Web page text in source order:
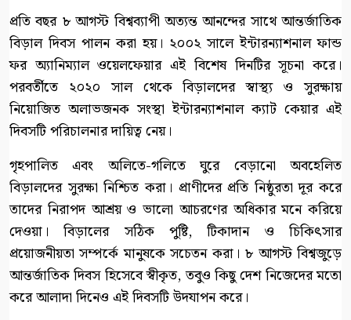
প্রতি বছর ৮ আগস্ট বিশ্বব্যাপী অত্যন্ত আনন্দের সাথে আন্তর্জাতিক
বিড়াল দিবস পালন করা হয়। ২০০২ সালে ইন্টারন্যাশনাল ফান্ড
ফর অ্যানিম্যাল ওয়েলফেয়ার এই বিশেষ দিনটির সূচনা করে।
পরবর্তীতে ২০২০ সাল থেকে বিড়ালদের স্বাস্থ্য ও সুরক্ষায়
নিয়োজিত অলাভজনক সংস্থা ইন্টারন্যাশনাল ক্যাট কেয়ার এই
দিবসটি পরিচালনার দায়িত্ব নেয়।
গৃহপালিত এবং অলিতে-গলিতে ঘুরে বেড়ানো অবহেলিত
বিড়ালদের সুরক্ষা নিশ্চিত করা। প্রাণীদের প্রতি নিষ্ঠুরতা দূর করে
তাদের নিরাপদ আশ্রয় ও ভালো আচরণের অধিকার মনে করিয়ে
দেওয়া। বিড়ালের সঠিক পুষ্টি, টিকাদান ও চিকিৎসার
প্রয়োজনীয়তা সম্পর্কে মানুষকে সচেতন করা। ৮ আগস্ট বিশ্বজুড়ে
আন্তর্জাতিক দিবস হিসেবে স্বীকৃত, তবুও কিছু দেশ নিজেদের মতো
করে আলাদা দিনেও এই দিবসটি উদযাপন করে।